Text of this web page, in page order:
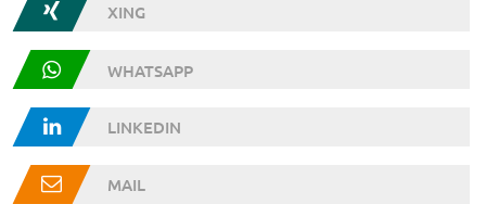
XING
WHATSAPP
LINKEDIN
MAIL